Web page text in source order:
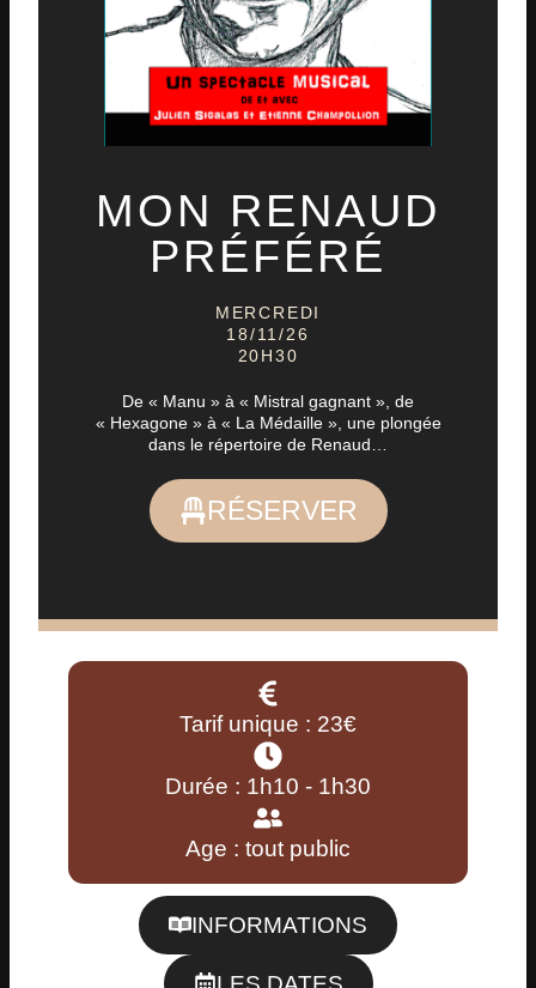
MON RENAUD
PRÉFÉRÉ
MERCREDI
18/11/26
20H30
De « Manu » à « Mistral gagnant », de
« Hexagone » à « La Médaille », une plongée
dans le répertoire de Renaud…
RÉSERVER
Tarif unique : 23€
Durée : 1h10 - 1h30
Age : tout public
INFORMATIONS